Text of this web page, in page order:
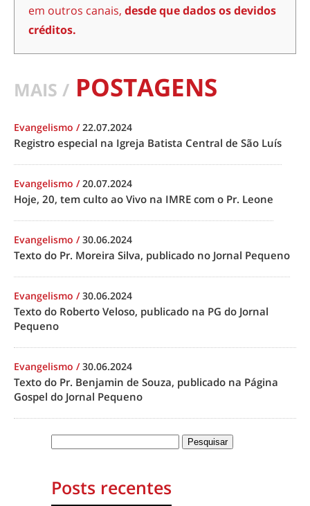
em outros canais, desde que dados os devidos
créditos.
MAIS / POSTAGENS
Evangelismo /22.07.2024
Registro especial na Igreja Batista Central de São Luís
Evangelismo /20.07.2024
Hoje, 20, tem culto ao Vivo na IMRE com o Pr. Leone
Evangelismo /30.06.2024
Texto do Pr. Moreira Silva, publicado no Jornal Pequeno
Evangelismo /30.06.2024
Texto do Roberto Veloso, publicado na PG do Jornal
Pequeno
Evangelismo /30.06.2024
Texto do Pr. Benjamin de Souza, publicado na Página
Gospel do Jornal Pequeno
Posts recentes